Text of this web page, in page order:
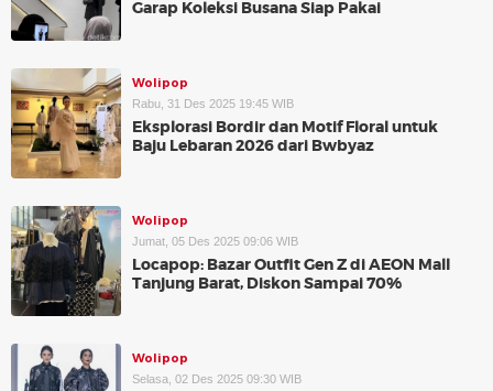
Garap Koleksi Busana Siap Pakai
Wolipop
Rabu, 31 Des 2025 19:45 WIB
Eksplorasi Bordir dan Motif Floral untuk
Baju Lebaran 2026 dari Bwbyaz
Wolipop
Jumat, 05 Des 2025 09:06 WIB
Locapop: Bazar Outfit Gen Z di AEON Mall
Tanjung Barat, Diskon Sampai 70%
Wolipop
Selasa, 02 Des 2025 09:30 WIB